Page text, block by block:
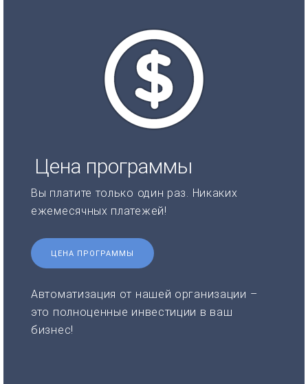
Цена программы
Вы платите только один раз. Никаких
ежемесячных платежей!
ЦЕНА ПРОГРАММЫ
Автоматизация от нашей организации –
это полноценные инвестиции в ваш
бизнес!